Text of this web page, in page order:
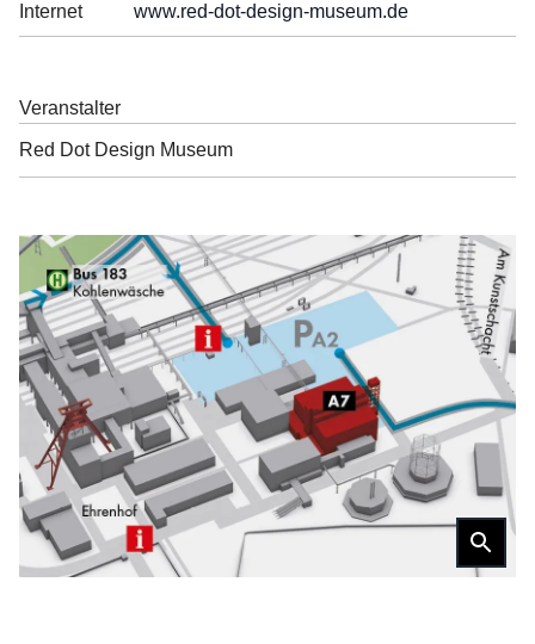
Internet www.red-dot-design-museum.de
Veranstalter
Red Dot Design Museum